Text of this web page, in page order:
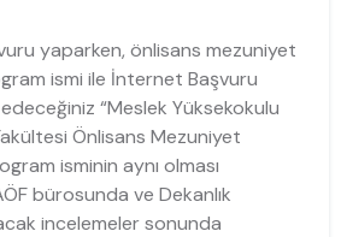
yaparken, önlisans mezuniyet
ismi ile İnternet Başvuru
“Meslek Yüksekokulu
Önlisans Mezuniyet
isminin aynı olması
bürosunda ve Dekanlık
incelemeler sonunda